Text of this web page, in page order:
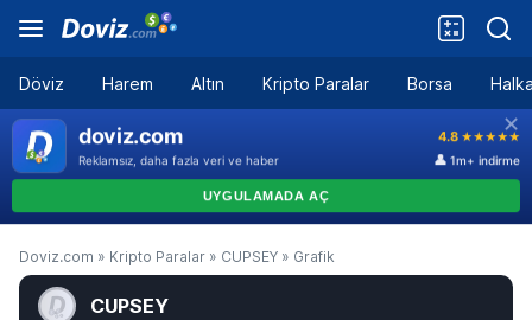
Döviz Harem Altın Kripto Paralar Borsa
Doviz.com » Kripto Paralar » CUPSEY » Grafik
CUPSEY